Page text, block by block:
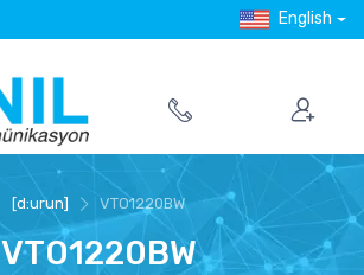
English
[d:urun] VTO1220BW
VTO1220BW